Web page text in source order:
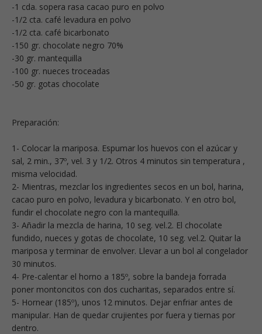
-1 cda. sopera rasa cacao puro en polvo
-1/2 cta. café levadura en polvo
-1/2 cta. café bicarbonato
-150 gr. chocolate negro 70%
-30 gr. mantequilla
-100 gr. nueces troceadas
-50 gr. gotas chocolate
Preparación:
1- Colocar la mariposa. Espumar los huevos con el azúcar y
sal, 2 min., 37º, vel. 3 y 1/2. Otros 4 minutos sin temperatura ,
misma velocidad.
2- Mientras, mezclar los ingredientes secos en un bol, harina,
cacao puro en polvo, levadura y bicarbonato. Y en otro bol,
fundir el chocolate negro con la mantequilla.
3- Añadir la mezcla de harina, 10 seg. vel.2. El chocolate
fundido, nueces y gotas de chocolate, 10 seg. vel.2. Quitar la
mariposa y terminar de envolver. Llevar a un bol al congelador
30 minutos.
4- Pre-calentar el horno a 185º, sobre la bandeja forrada
poner montoncitos con dos cucharitas, separados entre sí.
5- Hornear (185º), unos 12 minutos. Dejar enfriar antes de
manipular. Han de quedar crujientes por fuera y tiernas por
dentro.